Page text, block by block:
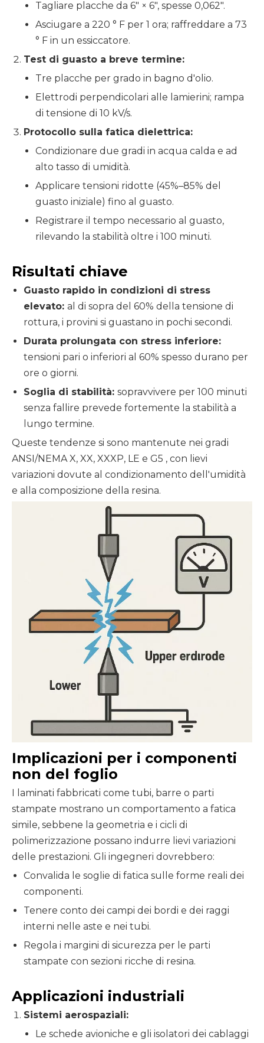
Tagliare placche da 6″ × 6″, spesse 0,062″.
Asciugare a 220 ° F per 1 ora; raffreddare a 73
° F in un essiccatore.
Test di guasto a breve termine:
Tre placche per grado in bagno d'olio.
Elettrodi perpendicolari alle lamierini; rampa
di tensione di 10 kV/s.
Protocollo sulla fatica dielettrica:
Condizionare due gradi in acqua calda e ad
alto tasso di umidità.
Applicare tensioni ridotte (45%–85% del
guasto iniziale) fino al guasto.
Registrare il tempo necessario al guasto,
rilevando la stabilità oltre i 100 minuti.
Risultati chiave
Guasto rapido in condizioni di stress
elevato: al di sopra del 60% della tensione di
rottura, i provini si guastano in pochi secondi.
Durata prolungata con stress inferiore:
tensioni pari o inferiori al 60% spesso durano per
ore o giorni.
Soglia di stabilità: sopravvivere per 100 minuti
senza fallire prevede fortemente la stabilità a
lungo termine.
Queste tendenze si sono mantenute nei gradi
ANSI/NEMA X, XX, XXXP, LE e G5 , con lievi
variazioni dovute al condizionamento dell'umidità
e alla composizione della resina.
Implicazioni per i componenti
non del foglio
I laminati fabbricati come tubi, barre o parti
stampate mostrano un comportamento a fatica
simile, sebbene la geometria e i cicli di
polimerizzazione possano indurre lievi variazioni
delle prestazioni. Gli ingegneri dovrebbero:
Convalida le soglie di fatica sulle forme reali dei
componenti.
Tenere conto dei campi dei bordi e dei raggi
interni nelle aste e nei tubi.
Regola i margini di sicurezza per le parti
stampate con sezioni ricche di resina.
Applicazioni industriali
Sistemi aerospaziali:
Le schede avioniche e gli isolatori dei cablaggi